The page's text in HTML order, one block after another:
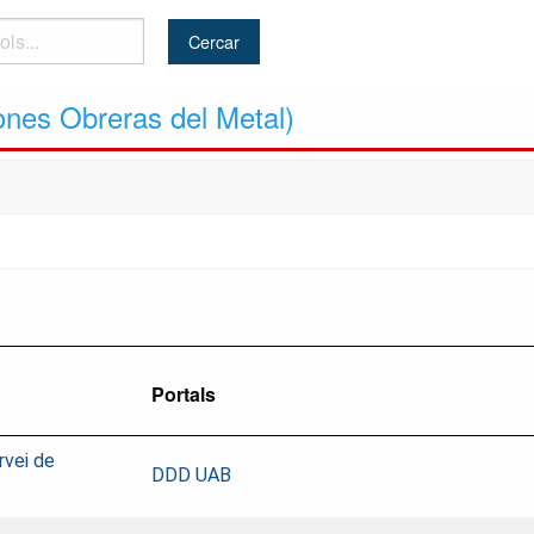
Obreras del Metal)
Portals
de
DDD UAB